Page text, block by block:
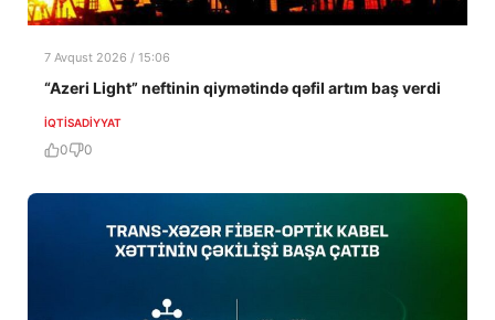
7 Avqust 2026 / 15:06
“Azeri Light” neftinin qiymətində qəfil artım baş verdi
İQTISADIYYAT
0 0